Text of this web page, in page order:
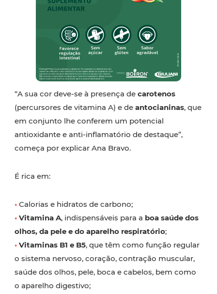
“A sua cor deve-se à presença de carotenos
(percursores de vitamina A) e de antocianinas, que
em conjunto lhe conferem um potencial
antioxidante e anti-inflamatório de destaque”,
começa por explicar Ana Bravo.
É rica em:
• Calorias e hidratos de carbono;
• Vitamina A, indispensáveis para a boa saúde dos
olhos, da pele e do aparelho respiratório;
• Vitaminas B1 e B5, que têm como função regular
o sistema nervoso, coração, contração muscular,
saúde dos olhos, pele, boca e cabelos, bem como
o aparelho digestivo;